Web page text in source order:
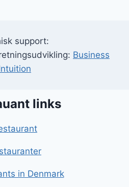
support:
Business
links
in Denmark